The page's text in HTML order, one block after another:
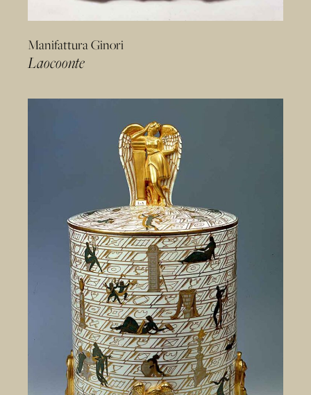
Manifattura Ginori
Laocoonte